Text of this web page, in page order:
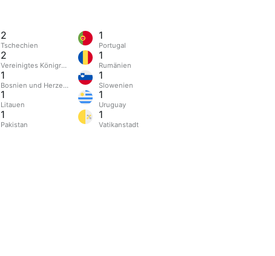
2
Tschechien
2
Vereinigtes Königreich
1
Bosnien und Herzegowina
1
Litauen
1
Pakistan
1
Portugal
1
Rumänien
1
Slowenien
1
Uruguay
1
Vatikanstadt